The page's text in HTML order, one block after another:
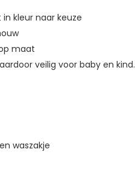
kleur naar keuze
maat
veilig voor baby en kind.
waszakje